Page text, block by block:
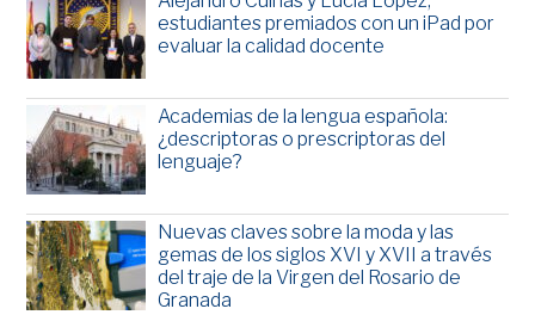
estudiantes premiados con un iPad por
evaluar la calidad docente
Academias de la lengua española:
¿descriptoras o prescriptoras del
lenguaje?
Nuevas claves sobre la moda y las
gemas de los siglos XVI y XVII a través
del traje de la Virgen del Rosario de
Granada